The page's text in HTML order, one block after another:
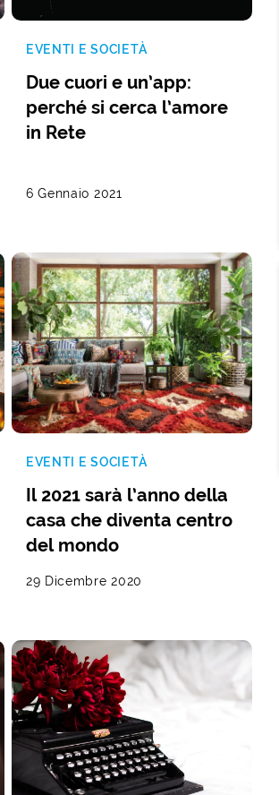
EVENTI E SOCIETÀ
Due cuori e un’app:
perché si cerca l’amore
in Rete
6 Gennaio 2021
EVENTI E SOCIETÀ
Il 2021 sarà l’anno della
casa che diventa centro
del mondo
29 Dicembre 2020